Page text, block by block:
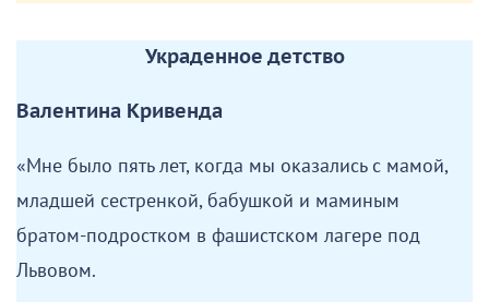
на железнодорожных открытых платформах, в
там почти два года.
голод, холод. Кормили бессолевой пищей: кусочек
хлеба и суп из брюквы. У меня началась экзема – от